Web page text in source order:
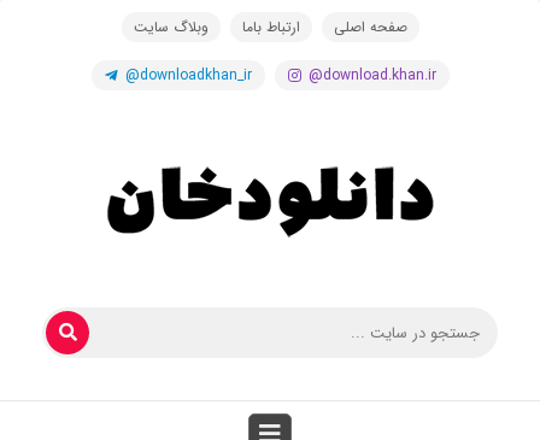
صفحه اصلی ارتباط باما وبلاگ سایت
@download.khan.ir
@downloadkhan_ir